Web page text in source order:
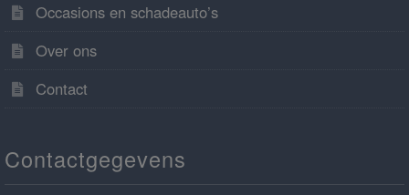
Occasions en schadeauto’s
Over ons
Contact
Contactgegevens